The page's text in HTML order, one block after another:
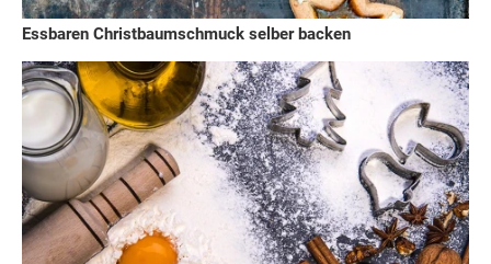
Essbaren Christbaumschmuck selber backen